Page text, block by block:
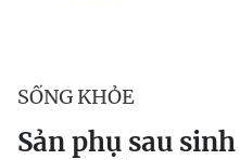
SỐNG KHỎE
Sản phụ sau